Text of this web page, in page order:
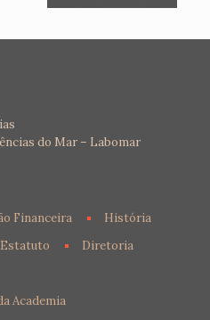
do Mar – Labomar
Financeira
História
Estatuto
Diretoria
Academia